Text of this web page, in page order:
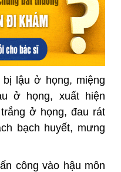
lậu ở họng, miệng
ở họng, xuất hiện
ở họng, đau rát
bạch huyết, mưng
công vào hậu môn